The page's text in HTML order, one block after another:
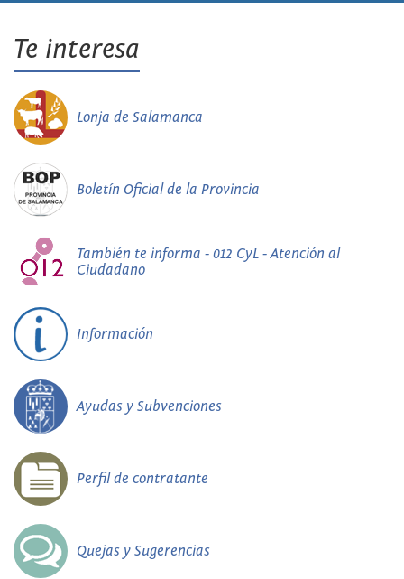
Te interesa
Lonja de Salamanca
Boletín Oficial de la Provincia
También te informa - 012 CyL - Atención al
Ciudadano
Información
Ayudas y Subvenciones
Perfil de contratante
Quejas y Sugerencias